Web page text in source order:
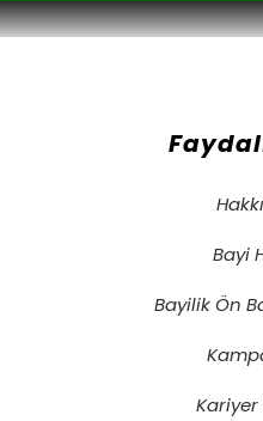
Bayi
Bayilik Ön
Kariyer